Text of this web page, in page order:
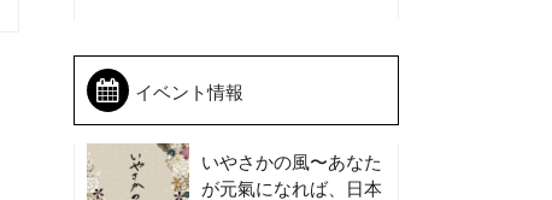
イベント情報
いやさかの風〜あなた
が元氣になれば、日本